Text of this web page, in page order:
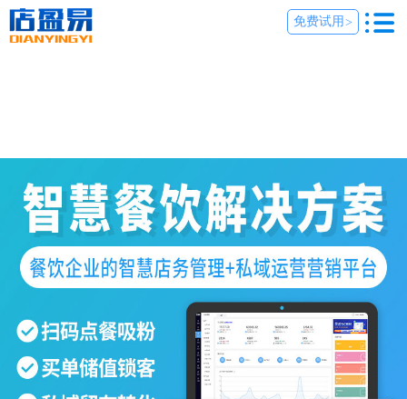
免费试用 >